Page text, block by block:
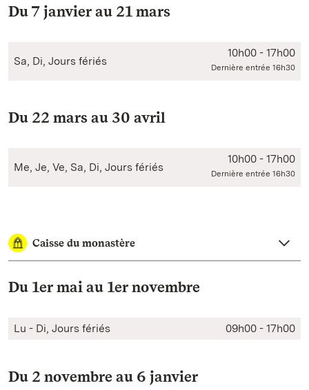
Du 7 janvier au 21 mars
Sa, Di, Jours fériés
10h00 - 17h00
Dernière entrée 16h30
Du 22 mars au 30 avril
Me, Je, Ve, Sa, Di, Jours fériés
10h00 - 17h00
Dernière entrée 16h30
Caisse du monastère
Du 1er mai au 1er novembre
Lu - Di, Jours fériés 09h00 - 17h00
Du 2 novembre au 6 janvier